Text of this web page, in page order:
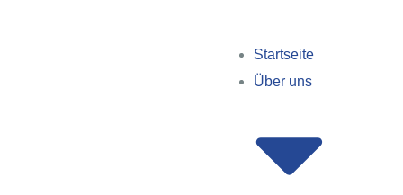
Startseite
Über uns